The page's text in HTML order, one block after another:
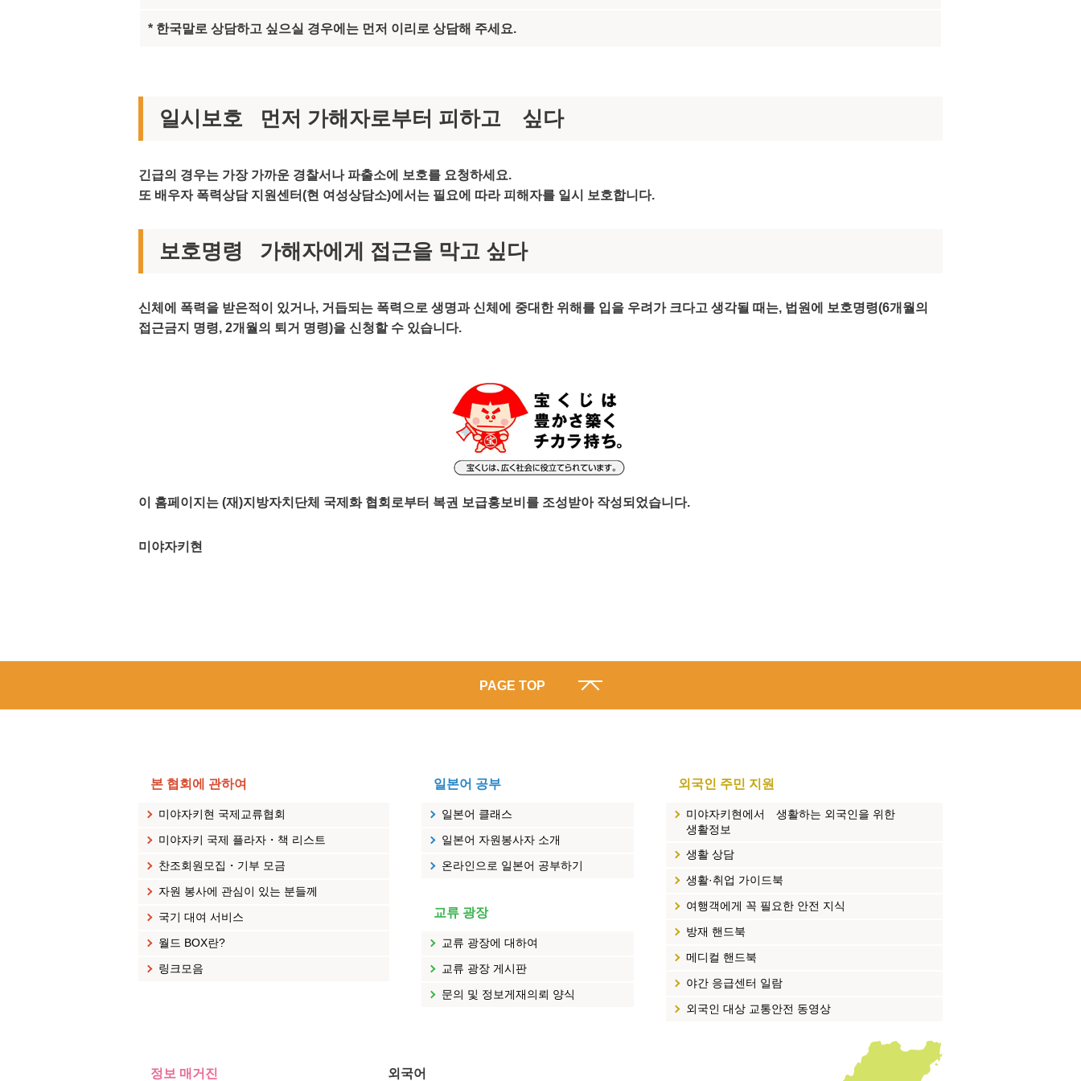
* 한국말로 상담하고 싶으실 경우에는 먼저 이리로 상담해 주세요.
일시보호 먼저 가해자로부터 피하고 싶다
긴급의 경우는 가장 가까운 경찰서나 파출소에 보호를 요청하세요.
또 배우자 폭력상담 지원센터(현 여성상담소)에서는 필요에 따라 피해자를 일시 보호합니다.
보호명령 가해자에게 접근을 막고 싶다
신체에 폭력을 받은적이 있거나, 거듭되는 폭력으로 생명과 신체에 중대한 위해를 입을 우려가 크다고 생각될 때는, 법원에 보호명령(6개월의
접근금지 명령, 2개월의 퇴거 명령)을 신청할 수 있습니다.
이 홈페이지는 (재)지방자치단체 국제화 협회로부터 복권 보급홍보비를 조성받아 작성되었습니다.
미야자키현
PAGE TOP
본 협회에 관하여
미야자키현 국제교류협회
미야자키 국제 플라자・책 리스트
찬조회원모집・기부 모금
자원 봉사에 관심이 있는 분들께
국기 대여 서비스
월드 BOX란?
링크모음
일본어 공부
일본어 클래스
일본어 자원봉사자 소개
온라인으로 일본어 공부하기
교류 광장
교류 광장에 대하여
교류 광장 게시판
문의 및 정보게재의뢰 양식
외국인 주민 지원
미야자키현에서 생활하는 외국인을 위한
생활정보
생활 상담
생활·취업 가이드북
여행객에게 꼭 필요한 안전 지식
방재 핸드북
메디컬 핸드북
야간 응급센터 일람
외국인 대상 교통안전 동영상
정보 매거진 외국어